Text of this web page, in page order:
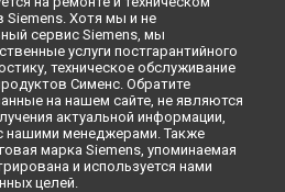
Siemens. Хотя мы и не
сервис Siemens, мы
услуги постгарантийного
техническое обслуживание
Сименс. Обратите
на нашем сайте, не являются
актуальной информации,
нашими менеджерами. Также
марка Siemens, упоминаемая
и используется нами
целей.